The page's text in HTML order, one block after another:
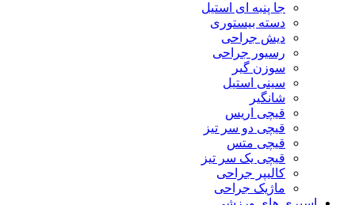
جا پنبه ای استیل
دسته بیستوری
دیش جراحی
رسیور جراحی
سوزن گیر
سینی استیل
شانگیر
قیچی اریس
قیچی دو سر تیز
قیچی متس
قیچی یک سر تیز
کالیپر جراحی
ماژیک جراحی